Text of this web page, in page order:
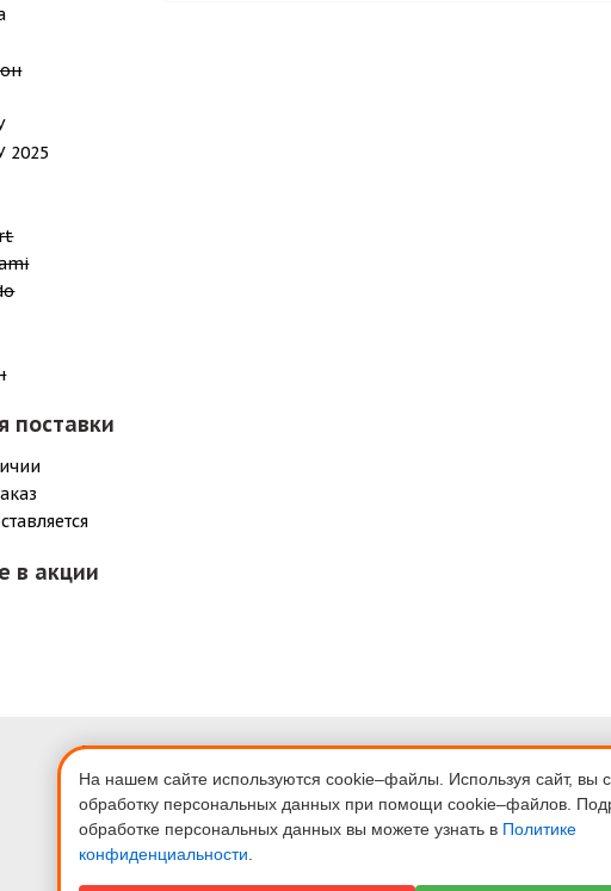
2025
поставки
в акции
Политика
конфиденциальности
Обмен и возврат
Новости
Карта сайта
Договор-
соглашение
Скидки
На нашем сайте используются cookie–файлы. Используя сайт, вы
обработку персональных данных при помощи cookie–файлов.
обработке персональных данных вы можете узнать в Политике
конфиденциальности